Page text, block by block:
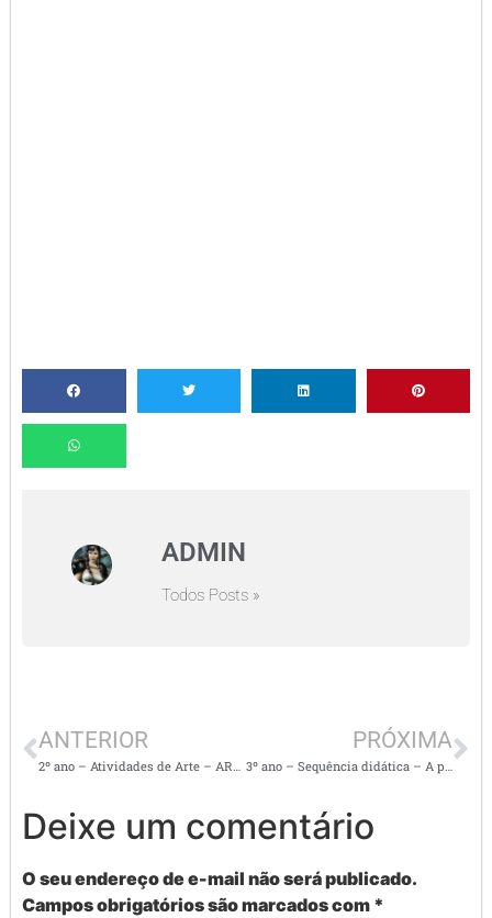
ADMIN
Todos Posts »
ANTERIOR
2º ano – Atividades de Arte – ARTES VISUAIS
PRÓXIMA
3º ano – Sequência didática – A princesa e a ervilha
Deixe um comentário
O seu endereço de e-mail não será publicado.
Campos obrigatórios são marcados com *